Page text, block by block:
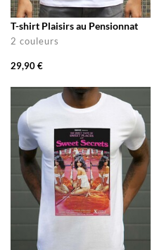
T-shirt Plaisirs au Pensionnat
2 couleurs
29,90 €